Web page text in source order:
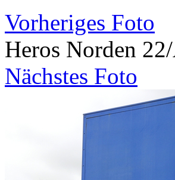
Vorheriges Foto
Heros Norden
Nächstes Foto